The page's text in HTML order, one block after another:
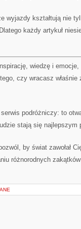
wyjazdy kształtują nie
każdy artykuł
wiedzę i emocje,
czy wracasz właśnie
podróżniczy: to
stają się najlepszym
by świat zawołał
różnorodnych